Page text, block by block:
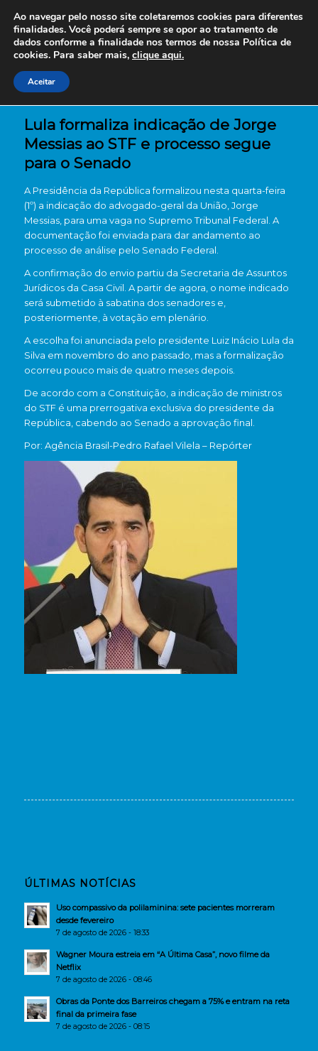
Lula formaliza indicação de Jorge
Messias ao STF e processo segue
para o Senado
A Presidência da República formalizou nesta quarta-feira
(1º) a indicação do advogado-geral da União, Jorge
Messias, para uma vaga no Supremo Tribunal Federal . A
documentação foi enviada para dar andamento ao
processo de análise pelo Senado Federal
A confirmação do envio partiu da Secretaria de Assuntos
Jurídicos da Casa Civil. A partir de agora, o nome indicado
será submetido à sabatina dos senadores e,
posteriormente, à votação em plenário.
A escolha foi anunciada pelo presidente Luiz Inácio Lula da
Silva em novembro do ano passado, mas a formalização
ocorreu pouco mais de quatro meses depois.
De acordo com a Constituição, a indicação de ministros
do STF é uma prerrogativa exclusiva do presidente da
República, cabendo ao Senado a aprovação final.
Por: Agência Brasil-Pedro Rafael Vilela – Repórter
ÚLTIMAS NOTÍCIAS
Uso compassivo da polilaminina: sete pacientes morreram
desde fevereiro
7 de agosto de 2026 - 18:33
Wagner Moura estreia em “A Última Casa”, novo filme da
Netflix
7 de agosto de 2026 - 08:46
Obras da Ponte dos Barreiros chegam a 75% e entram na reta
final da primeira fase
7 de agosto de 2026 - 08:15
Ao navegar pelo nosso site coletaremos cookies para diferentes
finalidades. Você poderá sempre se opor ao tratamento de
dados conforme a finalidade nos termos de nossa Política de
cookies. Para saber mais, clique aqui.
Aceitar